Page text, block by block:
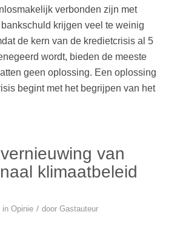
verbonden zijn met
krijgen veel te weinig
de kern van de kredietcrisis al 5
wordt, bieden de meeste
geen oplossing. Een oplossing
begint met het begrijpen van het
van
klimaatbeleid
in Opinie / door Gastauteur